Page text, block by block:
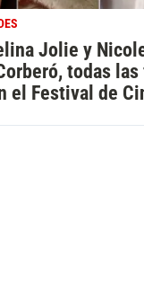
Jolie y
todas
el Festival de